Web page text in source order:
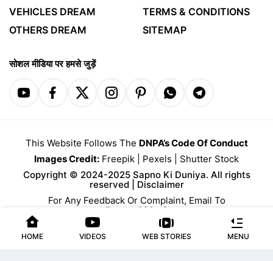
HOME VIDEOS WEB STORIES MENU
VEHICLES DREAM
OTHERS DREAM
TERMS & CONDITIONS
SITEMAP
सोशल मीडिया पर हमसे जुड़ें
This Website Follows The DNPA’s Code Of Conduct
Images Credit: Freepik Pexels
Shutter Stock
Copyright © 2024-2025 Sapno Ki Duniya. All rights
reserved | Disclaimer
For Any Feedback Or Complaint, Email To
contact@sapnokiduniyaa.com